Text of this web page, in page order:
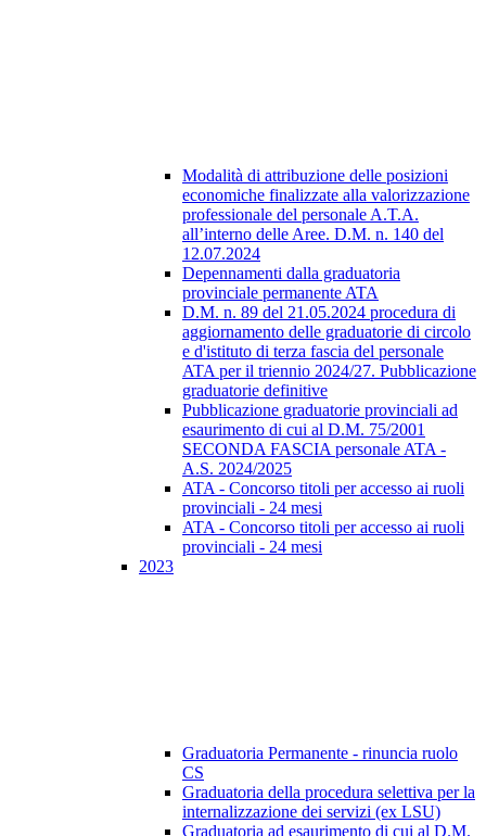
Modalità di attribuzione delle posizioni
economiche finalizzate alla valorizzazione
professionale del personale A.T.A.
all’interno delle Aree. D.M. n. 140 del
12.07.2024
Depennamenti dalla graduatoria
provinciale permanente ATA
D.M. n. 89 del 21.05.2024 procedura di
aggiornamento delle graduatorie di circolo
e d'istituto di terza fascia del personale
ATA per il triennio 2024/27. Pubblicazione
graduatorie definitive
Pubblicazione graduatorie provinciali ad
esaurimento di cui al D.M. 75/2001
SECONDA FASCIA personale ATA -
A.S. 2024/2025
ATA - Concorso titoli per accesso ai ruoli
provinciali - 24 mesi
ATA - Concorso titoli per accesso ai ruoli
provinciali - 24 mesi
2023
Graduatoria Permanente - rinuncia ruolo
CS
Graduatoria della procedura selettiva per la
internalizzazione dei servizi (ex LSU)
Graduatoria ad esaurimento di cui al D.M.